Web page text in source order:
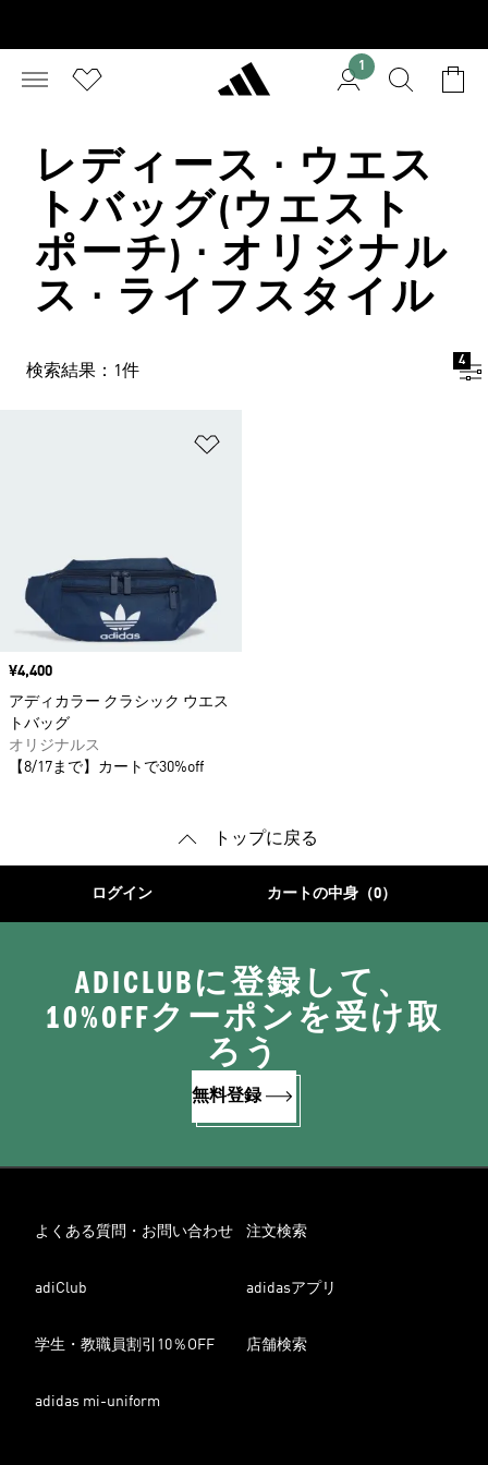
1
レディース · ウエス
トバッグ(ウエスト
ポーチ) · オリジナル
ス · ライフスタイル
検索結果：1件
4
価格
¥4,400
アディカラー クラシック ウエス
トバッグ
オリジナルス
【8/17まで】カートで30%off
トップに戻る
ログイン カートの中身（0）
ADICLUBに登録して、
10%OFFクーポンを受け取
ろう
無料登録
よくある質問・お問い合わせ 注文検索
adiClub adidasアプリ
学生・教職員割引10％OFF 店舗検索
adidas mi-uniform